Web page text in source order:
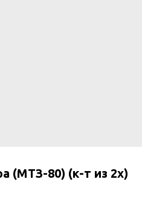
(МТЗ-80) (к-т из 2х)